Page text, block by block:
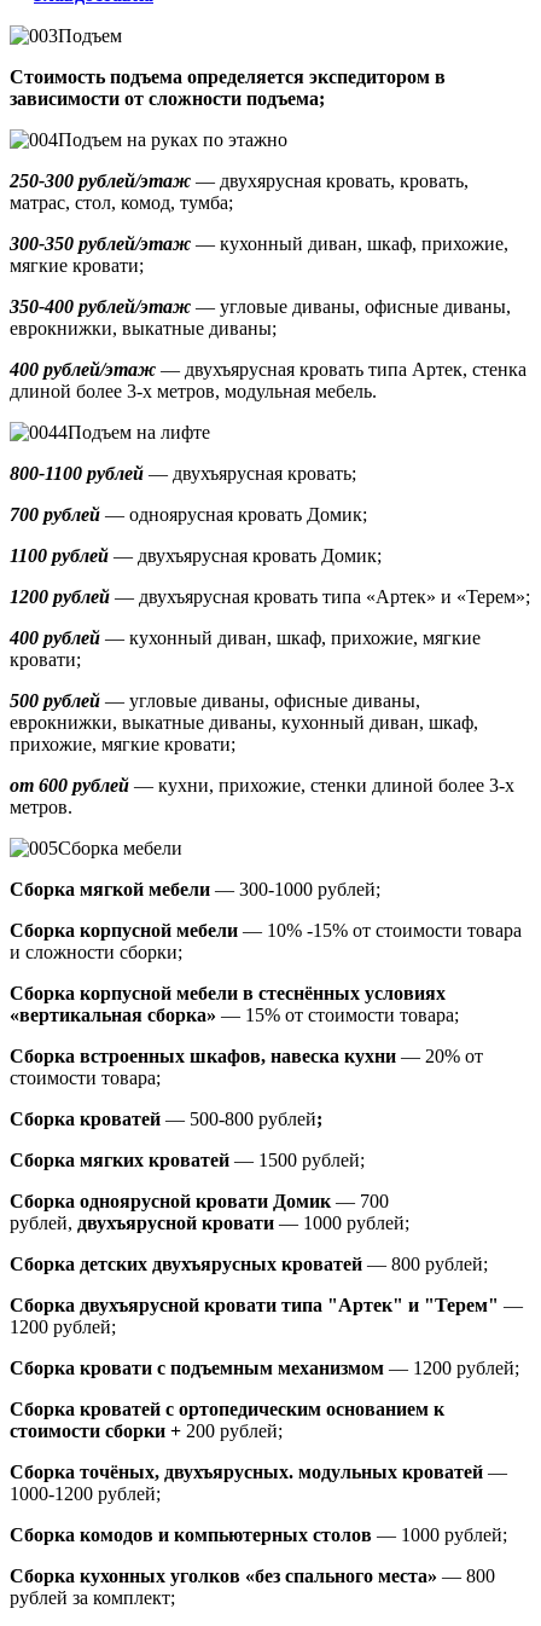
Подъем
Стоимость подъема определяется экспедитором в
зависимости от сложности подъема;
Подъем на руках по этажно
250-300 рублей/этаж — двухярусная кровать, кровать,
матрас, стол, комод, тумба;
300-350 рублей/этаж — кухонный диван, шкаф, прихожие,
мягкие кровати;
350-400 рублей/этаж — угловые диваны, офисные диваны,
еврокнижки, выкатные диваны;
400 рублей/этаж — двухъярусная кровать типа Артек, стенка
длиной более 3-х метров, модульная мебель.
Подъем на лифте
800-1100 рублей — двухъярусная кровать;
700 рублей — одноярусная кровать Домик;
1100 рублей — двухъярусная кровать Домик;
1200 рублей — двухъярусная кровать типа «Артек» и «Терем»;
400 рублей — кухонный диван, шкаф, прихожие, мягкие
кровати;
500 рублей — угловые диваны, офисные диваны,
еврокнижки, выкатные диваны, кухонный диван, шкаф,
прихожие, мягкие кровати;
от 600 рублей — кухни, прихожие, стенки длиной более 3-х
метров.
Сборка мебели
Сборка мягкой мебели — 300-1000 рублей;
Сборка корпусной мебели — 10% -15% от стоимости товара
и сложности сборки;
Сборка корпусной мебели в стеснённых условиях
«вертикальная сборка» — 15% от стоимости товара;
Сборка встроенных шкафов, навеска кухни — 20% от
стоимости товара;
Сборка кроватей — 500-800 рублей;
Сборка мягких кроватей — 1500 рублей;
Сборка одноярусной кровати Домик — 700
рублей, двухъярусной кровати — 1000 рублей;
Сборка детских двухъярусных кроватей — 800 рублей;
Сборка двухъярусной кровати типа "Артек" и "Терем" —
1200 рублей;
Сборка кровати с подъемным механизмом — 1200 рублей;
Сборка кроватей с ортопедическим основанием к
стоимости сборки + 200 рублей;
Сборка точёных, двухъярусных. модульных кроватей —
1000-1200 рублей;
Сборка комодов и компьютерных столов — 1000 рублей;
Сборка кухонных уголков «без спального места» — 800
рублей за комплект;